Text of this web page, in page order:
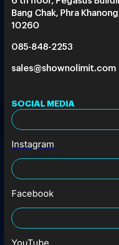
Bang Chak, Phra
10260
085-848-2253
sales@shownolimit.com
SOCIAL MEDIA
Instagram
Facebook
YouTube